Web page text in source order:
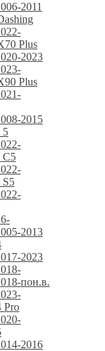
2011
Plus
2023
Plus
2015
5
C5
S5
2013
2023
пон.в.
Pro
2016